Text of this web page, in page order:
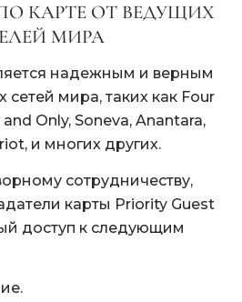
КАРТЕ ОТ ВЕДУЩИХ
МИРА
надежным и верным
мира, таких как Four
Only, Soneva, Anantara,
и многих других.
сотрудничеству,
карты Priority Guest
доступ к следующим